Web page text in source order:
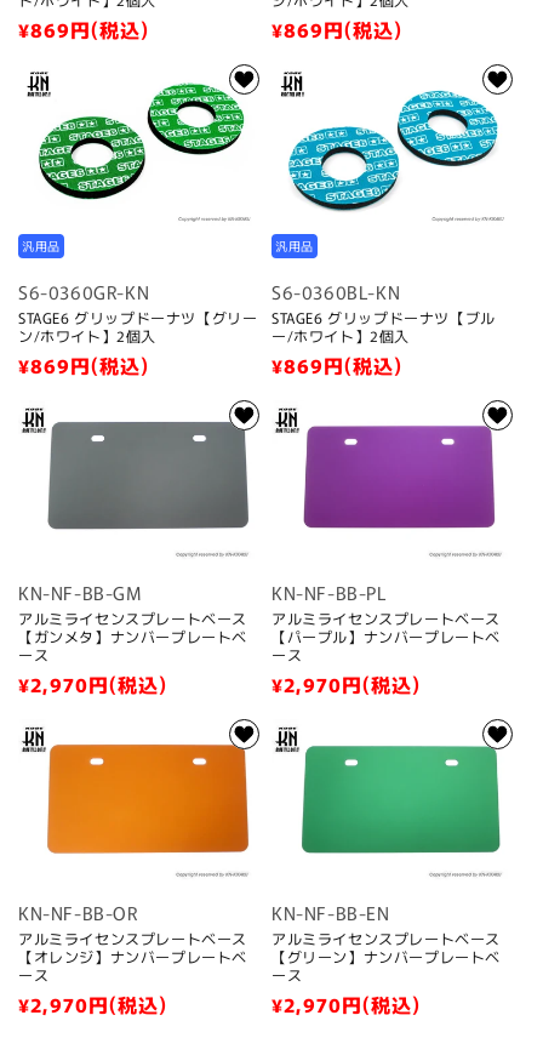
通
価
¥869円(税込)
通
価
¥869円(税込)
汎用品
S6-0360GR-KN
STAGE6 グリップドーナツ【グリー
ン/ホワイト】2個入
通
価
¥869円(税込)
汎用品
S6-0360BL-KN
STAGE6 グリップドーナツ【ブル
ー/ホワイト】2個入
通
価
¥869円(税込)
KN-NF-BB-GM
アルミライセンスプレートベース
【ガンメタ】ナンバープレートベ
ース
通
価
¥2,970円(税込)
KN-NF-BB-PL
アルミライセンスプレートベース
【パープル】ナンバープレートベ
ース
通
価
¥2,970円(税込)
KN-NF-BB-OR
アルミライセンスプレートベース
【オレンジ】ナンバープレートベ
ース
通
¥2,970円(税込)
KN-NF-BB-EN
アルミライセンスプレートベース
【グリーン】ナンバープレートベ
ース
通
¥2,970円(税込)